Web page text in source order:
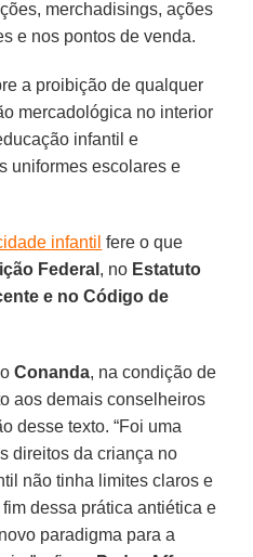
merchadisings, ações
e nos pontos de venda.
a proibição de qualquer
mercadológica no interior
infantil e
uniformes escolares e
infantil fere o que
Federal , no Estatuto
e no Código de
oConanda, na condição de
aos demais conselheiros
desse texto. “Foi uma
direitos da criança no
não tinha limites claros e
dessa prática antiética e
paradigma para a